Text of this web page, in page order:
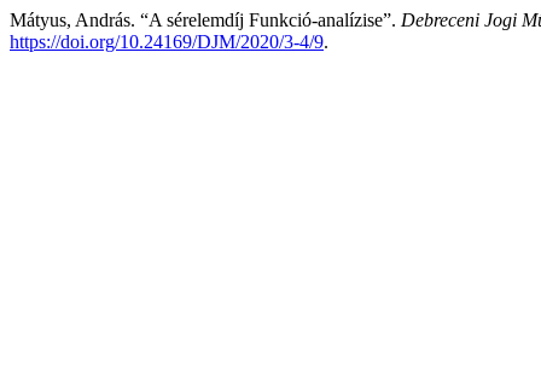
Mátyus, András. “A sérelemdíj Funkció-analízise”. Debreceni Jogi
https://doi.org/10.24169/DJM/2020/3-4/9.